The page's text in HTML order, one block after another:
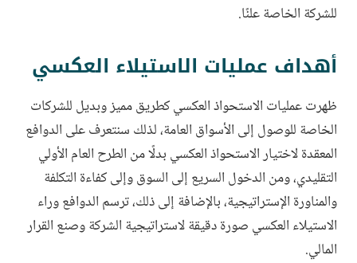
للشركة الخاصة علنًا.
أهداف عمليات الاستيلاء العكسي
ظهرت عمليات الاستحواذ العكسي كطريق مميز وبديل للشركات
الخاصة للوصول إلى الأسواق العامة، لذلك سنتعرف على الدوافع
المعقدة لاختيار الاستحواذ العكسي بدلًا من الطرح العام الأولي
التقليدي، ومن الدخول السريع إلى السوق وإلى كفاءة التكلفة
والمناورة الإستراتيجية، بالإضافة إلى ذلك، ترسم الدوافع وراء
الاستيلاء العكسي صورة دقيقة لاستراتيجية الشركة وصنع القرار
المالي.